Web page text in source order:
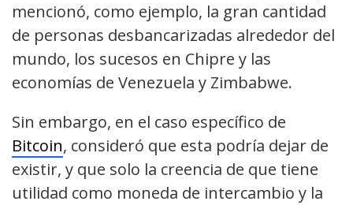
mencionó, como ejemplo, la gran cantidad
de personas desbancarizadas alrededor del
mundo, los sucesos en Chipre y las
economías de Venezuela y Zimbabwe.
Sin embargo, en el caso específico de
Bitcoin, consideró que esta podría dejar de
existir, y que solo la creencia de que tiene
utilidad como moneda de intercambio y la